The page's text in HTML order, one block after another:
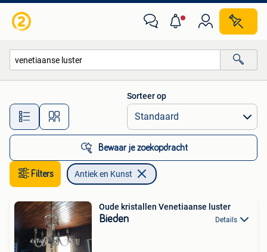
Alle afstanden…
Sorteer op
Bewaar je zoekopdracht
Filters Antiek en Kunst
Oude kristallen Venetiaanse luster
Bieden Details